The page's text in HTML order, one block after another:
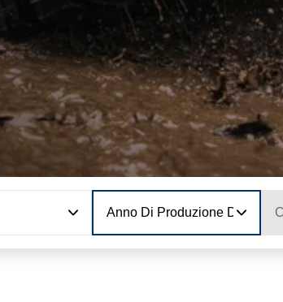
Anno Di Produzione Del